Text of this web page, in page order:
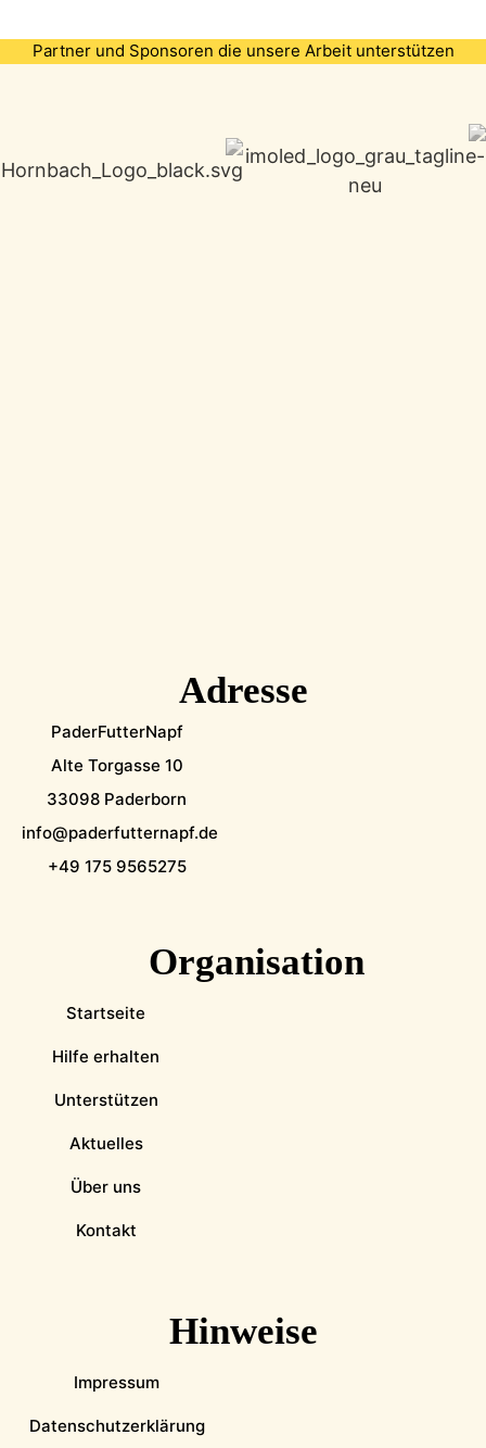
Partner und Sponsoren die unsere Arbeit unterstützen
Adresse
PaderFutterNapf
Alte Torgasse 10
33098 Paderborn
info@paderfutternapf.de
+49 175 9565275
Organisation
Startseite
Hilfe erhalten
Unterstützen
Aktuelles
Über uns
Kontakt
Hinweise
Impressum
Datenschutzerklärung